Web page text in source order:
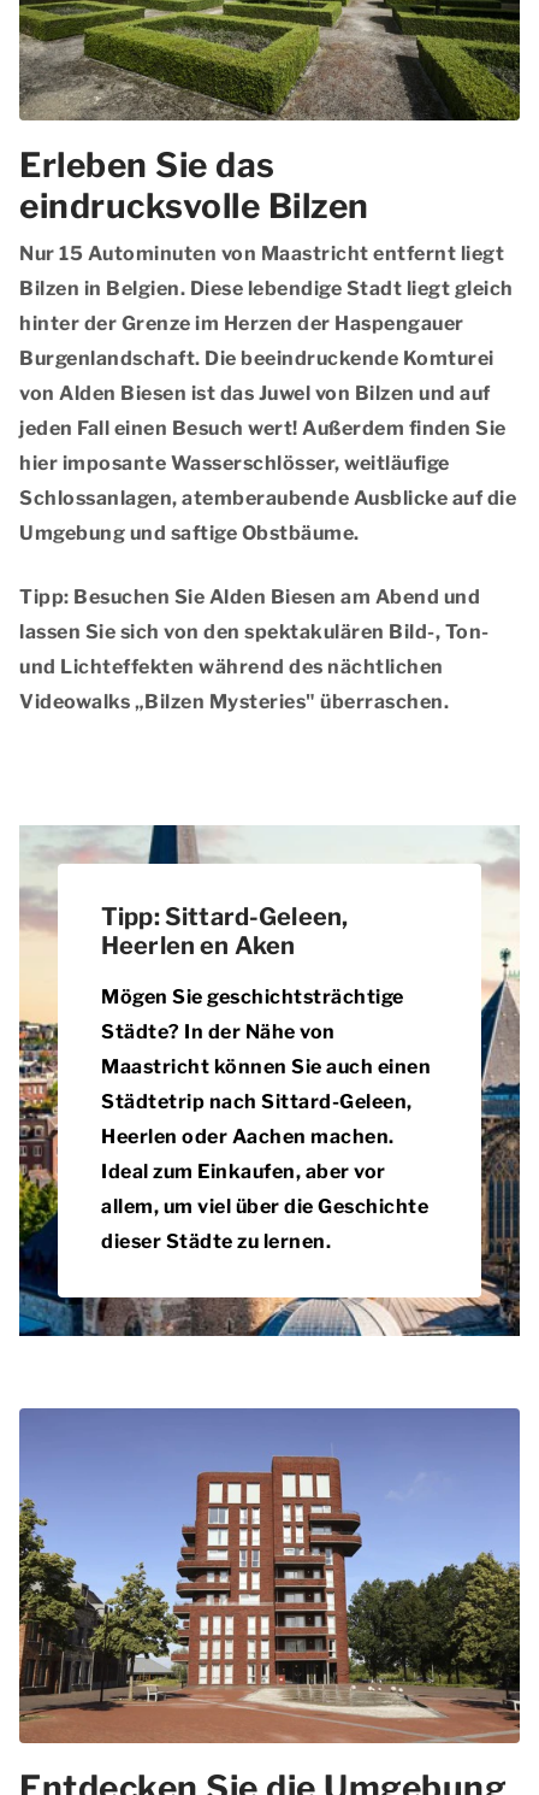
Erleben Sie das
eindrucksvolle Bilzen
Nur 15 Autominuten von Maastricht entfernt liegt
Bilzen in Belgien. Diese lebendige Stadt liegt gleich
hinter der Grenze im Herzen der Haspengauer
Burgenlandschaft. Die beeindruckende Komturei
von Alden Biesen ist das Juwel von Bilzen und auf
jeden Fall einen Besuch wert! Außerdem finden Sie
hier imposante Wasserschlösser, weitläufige
Schlossanlagen, atemberaubende Ausblicke auf die
Umgebung und saftige Obstbäume.
Tipp: Besuchen Sie Alden Biesen am Abend und
lassen Sie sich von den spektakulären Bild-, Ton-
und Lichteffekten während des nächtlichen
Videowalks „Bilzen Mysteries" überraschen.
Tipp: Sittard-Geleen,
Heerlen en Aken
Mögen Sie geschichtsträchtige
Städte? In der Nähe von
Maastricht können Sie auch einen
Städtetrip nach Sittard-Geleen,
Heerlen oder Aachen machen.
Ideal zum Einkaufen, aber vor
allem, um viel über die Geschichte
dieser Städte zu lernen.